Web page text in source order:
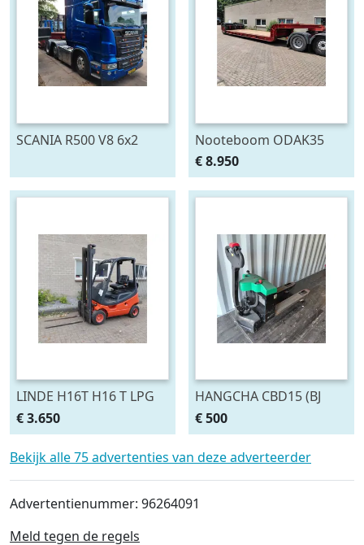
SCANIA R500 V8 6x2
Nooteboom ODAK35
Kuipdieplader dieplader
€ 8.950
LINDE H16T H16 T LPG
Heftruck
€ 3.650
HANGCHA CBD15 (BJ
2021) 193 UUR
€ 500
Bekijk alle 75 advertenties van deze adverteerder
Advertentienummer: 96264091
Meld tegen de regels